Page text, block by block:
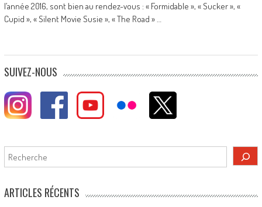
l’année 2016, sont bien au rendez-vous : « Formidable », « Sucker », «
Cupid », « Silent Movie Susie », « The Road » …
SUIVEZ-NOUS
Rechercher
ARTICLES RÉCENTS